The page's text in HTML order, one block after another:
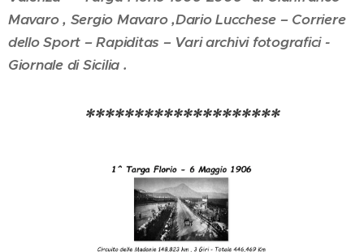
Mavaro , Sergio Mavaro ,Dario Lucchese – Corriere
dello Sport – Rapiditas – Vari archivi fotografici -
Giornale di Sicilia .
********************